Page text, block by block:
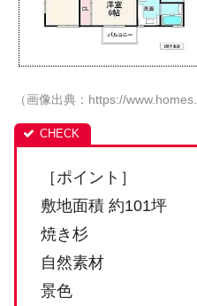
（画像出典：https://
［ポイント］
敷地面積 約101坪
焼き杉
自然素材
景色